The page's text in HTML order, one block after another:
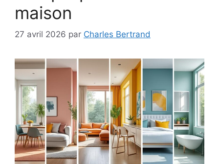
maison
27 avril 2026 par Charles Bertrand